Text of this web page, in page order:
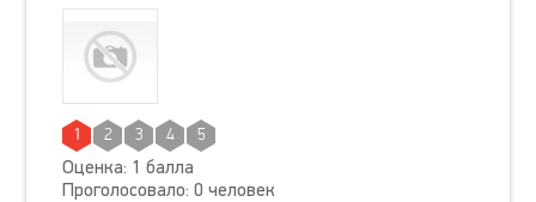
1 2 3 4 5
Оценка: 1 балла
Проголосовало: 0 человек